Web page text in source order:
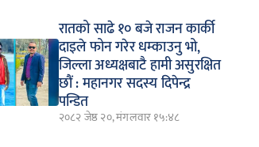
रातको साढे १० बजे राजन कार्की
दाइले फोन गरेर धम्काउनु भो,
जिल्ला अध्यक्षबाटै हामी असुरक्षित
छौं : महानगर सदस्य दिपेन्द्र
पन्डित
२०८२ जेष्ठ २०, मंगलवार १५:४८